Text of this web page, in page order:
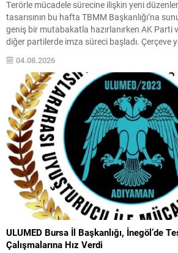
Terörle mücadele sürecine ilişkin yeni
tasarısının bu hafta TBMM Başkanlığı’na
geniş bir mutabakatla hazırlanırken AK Parti
diğer partilerde imza süreci başladı. Çerçeve
Toplumsal Bütünleşmenin Güçlendirilmesi”
MHP’de ilk imzayı Genel Başkan Devlet
04.08.2026
ULUMED Bursa İl Başkanlığı, İnegöl’de
Çalışmalarına Hız Verdi